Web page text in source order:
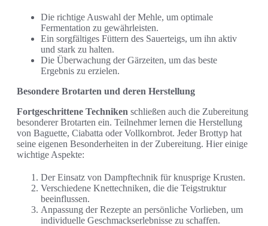
Die richtige Auswahl der Mehle, um optimale
Fermentation zu gewährleisten.
Ein sorgfältiges Füttern des Sauerteigs, um ihn aktiv
und stark zu halten.
Die Überwachung der Gärzeiten, um das beste
Ergebnis zu erzielen.
Besondere Brotarten und deren Herstellung
Fortgeschrittene Techniken schließen auch die Zubereitung
besonderer Brotarten ein. Teilnehmer lernen die Herstellung
von Baguette, Ciabatta oder Vollkornbrot. Jeder Brottyp hat
seine eigenen Besonderheiten in der Zubereitung. Hier einige
wichtige Aspekte:
Der Einsatz von Dampftechnik für knusprige Krusten.
Verschiedene Knettechniken, die die Teigstruktur
beeinflussen.
Anpassung der Rezepte an persönliche Vorlieben, um
individuelle Geschmackserlebnisse zu schaffen.